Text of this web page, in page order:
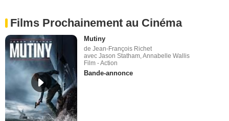
Films Prochainement au Cinéma
Mutiny
de Jean-François Richet
avec Jason Statham, Annabelle Wallis
Film - Action
Bande-annonce